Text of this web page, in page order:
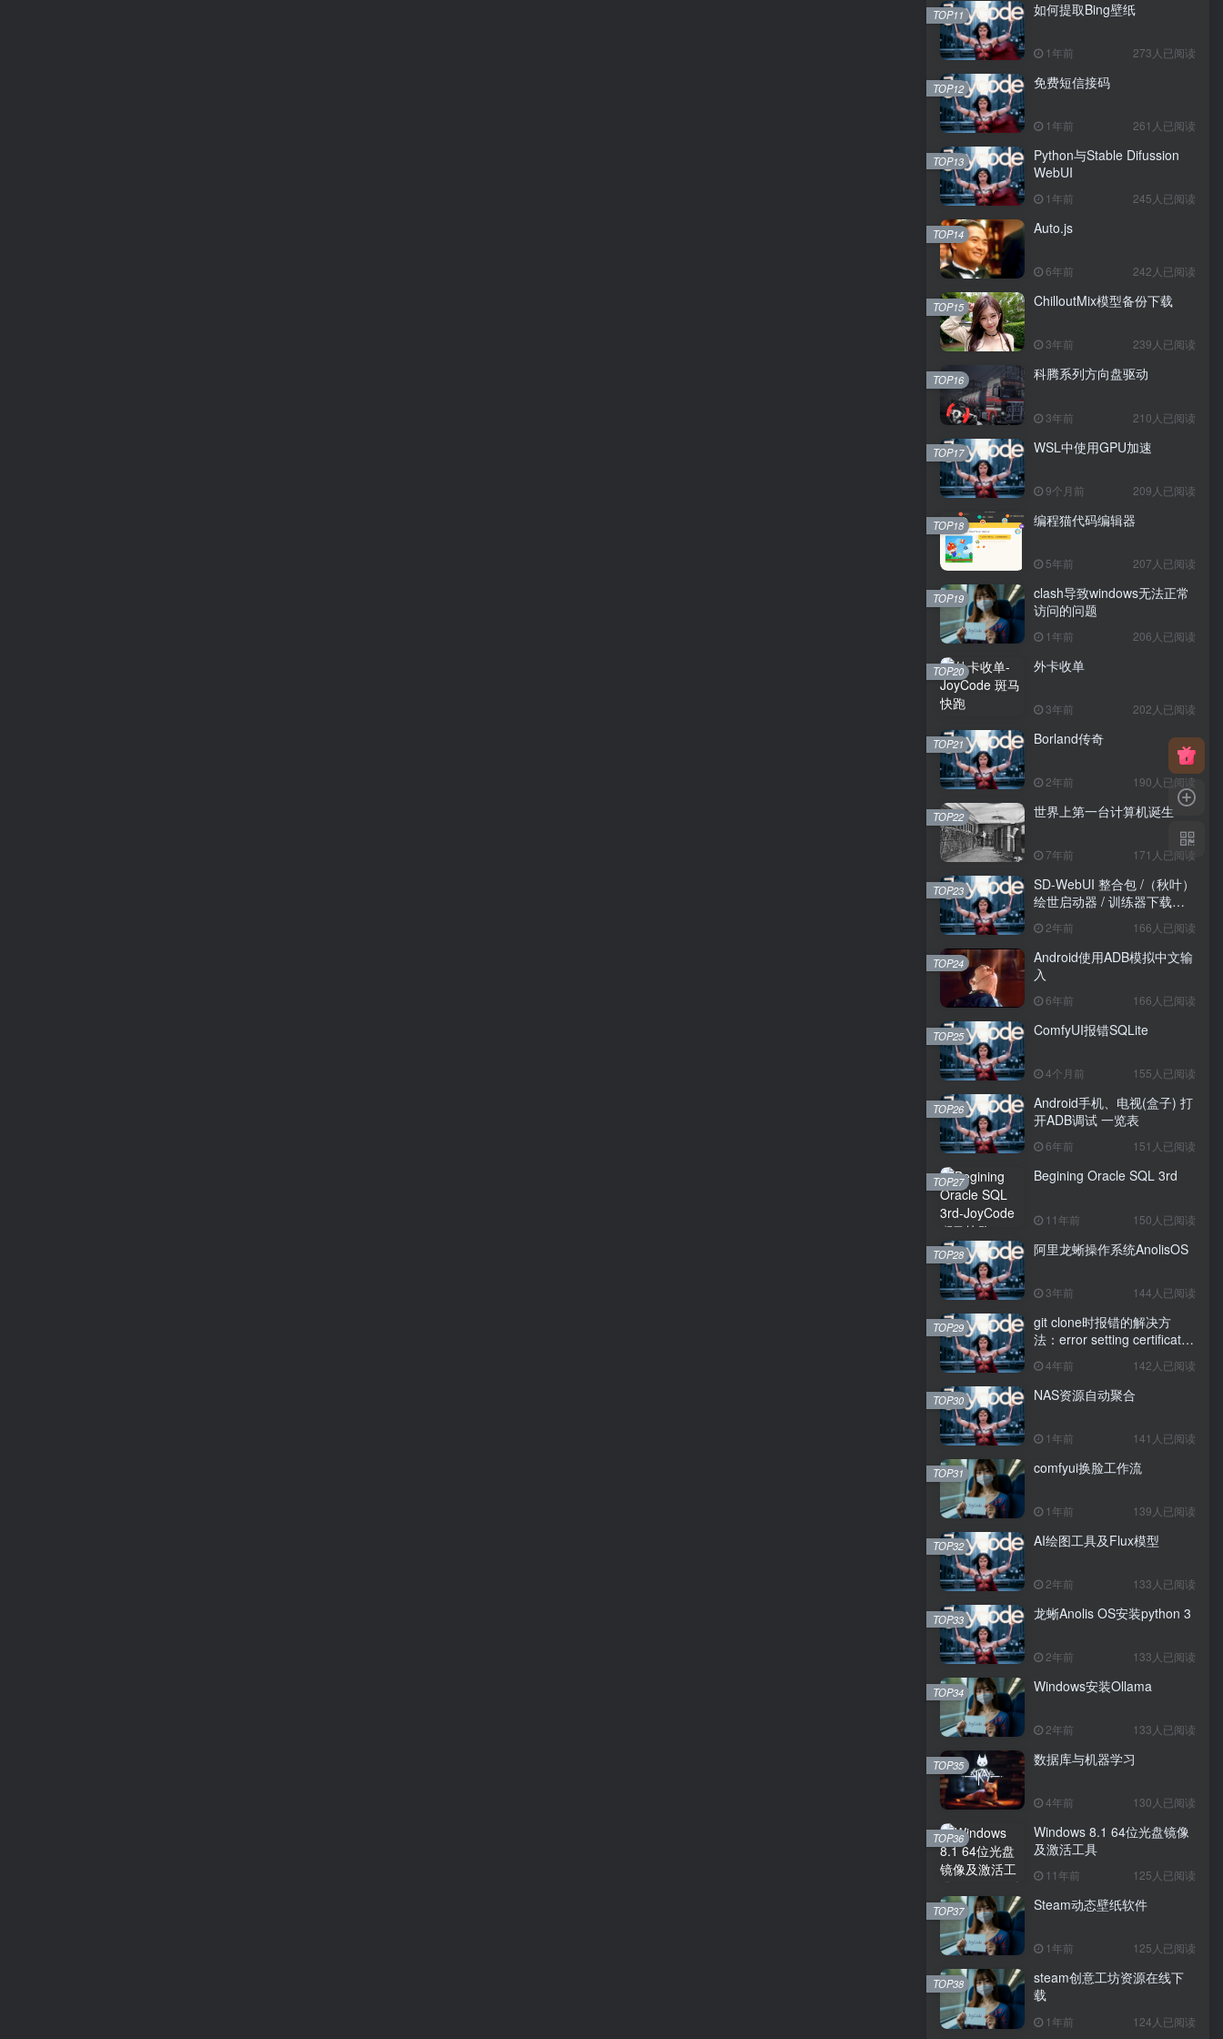
如何提取Bing壁纸
1年前 273人已阅读
TOP11
免费短信接码
1年前 261人已阅读
TOP12
Python与Stable Difussion
WebUI
1年前 245人已阅读
TOP13
Auto.js
6年前 242人已阅读
TOP14
ChilloutMix模型备份下载
3年前 239人已阅读
TOP15
科腾系列方向盘驱动
3年前 210人已阅读
TOP16
WSL中使用GPU加速
9个月前 209人已阅读
TOP17
编程猫代码编辑器
5年前 207人已阅读
TOP18
clash导致windows无法正常
访问的问题
1年前 206人已阅读
TOP19
外卡收单
3年前 202人已阅读
TOP20
Borland传奇
2年前 190人已阅读
TOP21
世界上第一台计算机诞生
7年前 171人已阅读
TOP22
SD-WebUI 整合包 /（秋叶）
绘世启动器 / 训练器下载导
2年前 166人已阅读
TOP23
Android使用ADB模拟中文输
入
6年前 166人已阅读
TOP24
ComfyUI报错SQLite
4个月前 155人已阅读
TOP25
Android手机、电视(盒子) 打
开ADB调试 一览表
6年前 151人已阅读
TOP26
Begining Oracle SQL 3rd
11年前 150人已阅读
TOP27
阿里龙蜥操作系统AnolisOS
3年前 144人已阅读
TOP28
git clone时报错的解决方
法：error setting certificate
4年前 142人已阅读
TOP29
NAS资源自动聚合
1年前 141人已阅读
TOP30
comfyui换脸工作流
1年前 139人已阅读
TOP31
AI绘图工具及Flux模型
2年前 133人已阅读
TOP32
龙蜥Anolis OS安装python 3
2年前 133人已阅读
TOP33
Windows安装Ollama
2年前 133人已阅读
TOP34
数据库与机器学习
4年前 130人已阅读
TOP35
Windows 8.1 64位光盘镜像
及激活工具
11年前 125人已阅读
TOP36
Steam动态壁纸软件
1年前 125人已阅读
TOP37
steam创意工坊资源在线下
载
1年前 124人已阅读
TOP38